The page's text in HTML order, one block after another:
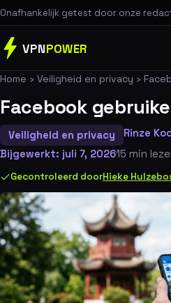
Onafhankelijk getest door onze
VPNPOWER
Home › Veiligheid en privacy ›
Facebook
Veiligheid en privacy Rinze
Bijgewerkt: juli 7, 202615 min
Gecontroleerd doorHieke